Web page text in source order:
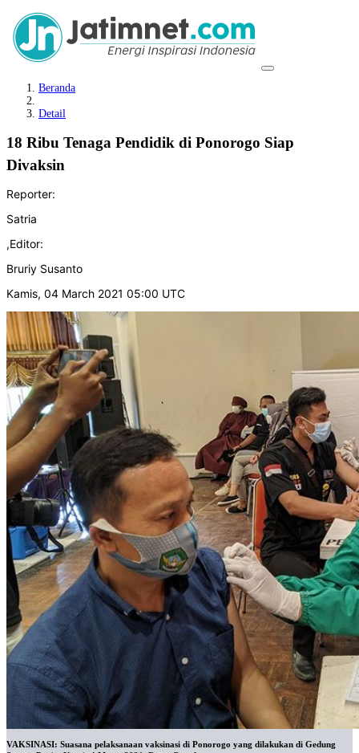
Beranda
Detail
18 Ribu Tenaga Pendidik di Ponorogo Siap
Divaksin
Reporter:
Satria
,Editor:
Bruriy Susanto
Kamis, 04 March 2021 05:00 UTC
VAKSINASI: Suasana pelaksanaan vaksinasi di Ponorogo yang dilakukan di Gedung